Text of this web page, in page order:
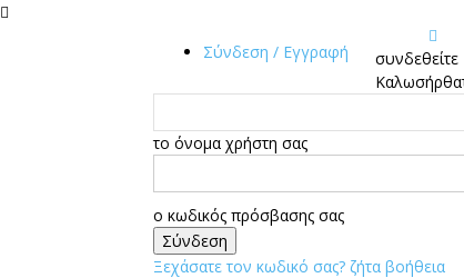
Σύνδεση / Εγγραφή
συνδεθείτε
το όνομα χρήστη σας
ο κωδικός πρόσβασης σας
Ξεχάσατε τον κωδικό σας? ζήτα βοήθεια